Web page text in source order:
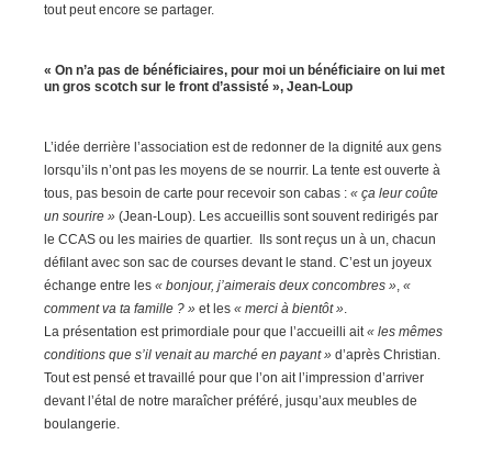
tout peut encore se partager.
« On n’a pas de bénéficiaires, pour moi un bénéficiaire on lui met
un gros scotch sur le front d’assisté », Jean-Loup
L’idée derrière l’association est de redonner de la dignité aux gens
lorsqu’ils n’ont pas les moyens de se nourrir. La tente est ouverte à
tous, pas besoin de carte pour recevoir son cabas : « ça leur coûte
un sourire » (Jean-Loup). Les accueillis sont souvent redirigés par
le CCAS ou les mairies de quartier. Ils sont reçus un à un, chacun
défilant avec son sac de courses devant le stand. C’est un joyeux
échange entre les « bonjour, j’aimerais deux concombres » «
comment va ta famille ? » et les « merci à bientôt »
La présentation est primordiale pour que l’accueilli ait « les mêmes
conditions que s’il venait au marché en payant » d’après Christian.
Tout est pensé et travaillé pour que l’on ait l’impression d’arriver
devant l’étal de notre maraîcher préféré, jusqu’aux meubles de
boulangerie.